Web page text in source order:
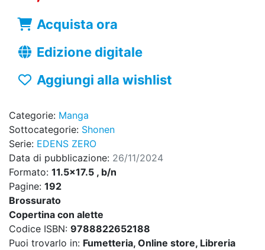
Acquista ora
Edizione digitale
Aggiungi alla wishlist
Categorie: Manga
Sottocategorie: Shonen
Serie: EDENS ZERO
Data di pubblicazione: 26/11/2024
Formato: 11.5x17.5 , b/n
Pagine: 192
Brossurato
Copertina con alette
Codice ISBN: 9788822652188
Puoi trovarlo in: Fumetteria, Online store, Libreria